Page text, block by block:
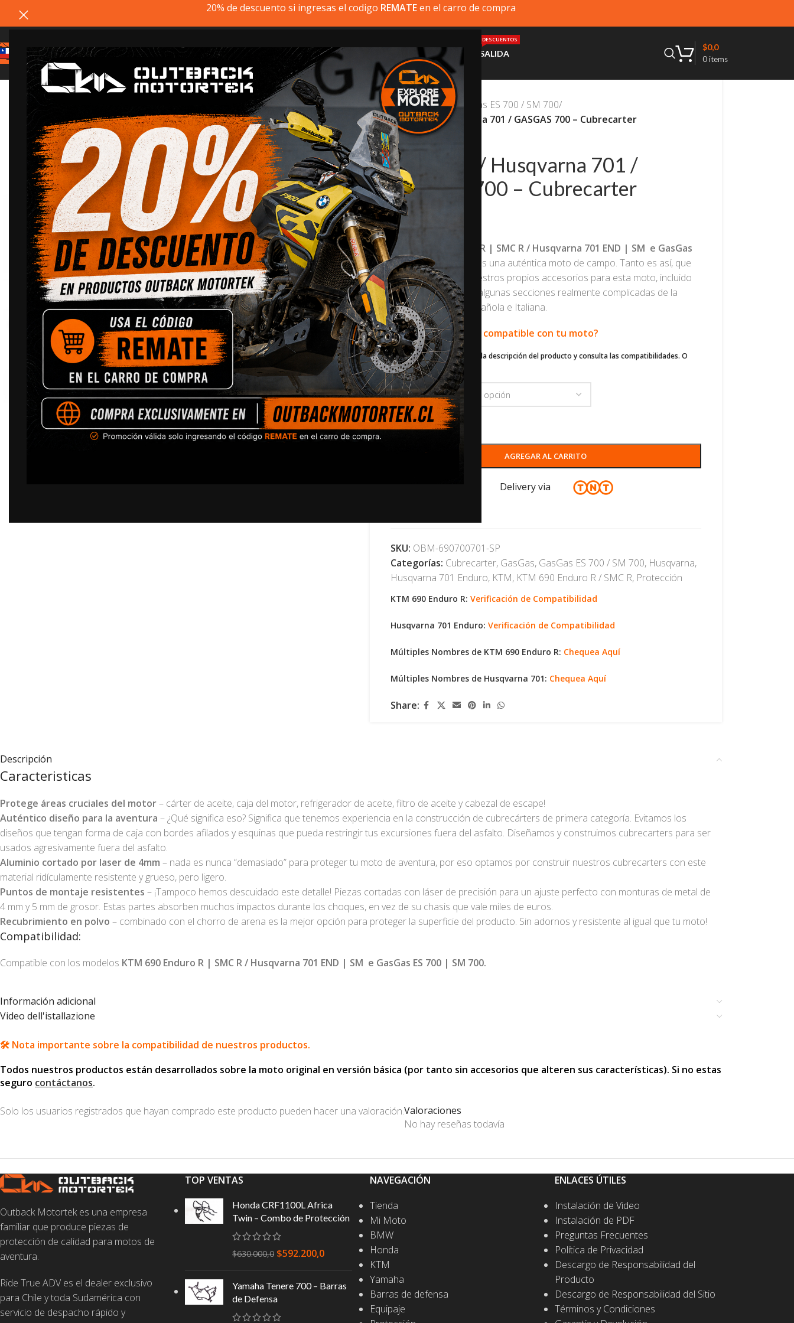
20% de descuento si ingresas el codigo REMATEen el carro de compra
MI MOTOPRODUCTOS INSTALACIÓN SALIDA
DESCUENTOS
0items
$0,0
20% dto. codigo
REMATE
20% dto. codigo
REMATE
Click to enlarge
Inicio/GasGas/GasGas ES 700 / SM 700/
KTM 690 / Husqvarna 701 / GASGAS 700 – Cubrecarter
KTM 690 / Husqvarna 701 /
GASGAS 700 – Cubrecarter
$340.000,0
La
KTM 690 Enduro R | SMC R / Husqvarna 701 END | SM e GasGas
ES 700 | SM 700
de es una auténtica moto de campo. Tanto es así, que
decidimos probar nuestros propios accesorios para esta moto, incluido
este cubrecarter, en algunas secciones realmente complicadas de la
Trans Euro TrailEspañola e Italiana.
🛠️ Este producto es compatible con tu moto?
Desplázate hacia abajo en la descripción del producto y consulta las compatibilidades. O
contáctenos.
COLOR
- +
AGREGAR AL CARRITO
Delivery via
SKU: OBM-690700701-SP
Categorías: Cubrecarter, GasGas, GasGas ES 700 / SM 700, Husqvarna,
Husqvarna 701 Enduro, KTM, KTM 690 Enduro R / SMC R, Protección
KTM 690 Enduro R: Verificación de Compatibilidad
Husqvarna 701 Enduro: Verificación de Compatibilidad
Múltiples Nombres de KTM 690 Enduro R: Chequea Aquí
Múltiples Nombres de Husqvarna 701: Chequea Aquí
Share:
Descripción
Caracteristicas
Protege áreas cruciales del motor– cárter de aceite, caja del motor, refrigerador de aceite, filtro de aceite y cabezal de escape!
Auténtico diseño para la aventura – ¿Qué significa eso? Significa que tenemos experiencia en la construcción de cubrecárters de primera categoría. Evitamos los
diseños que tengan forma de caja con bordes afilados y esquinas que pueda restringir tus excursiones fuera del asfalto. Diseñamos y construimos cubrecarters para ser
usados agresivamente fuera del asfalto.
Aluminio cortado por laser de 4mm – nada es nunca “demasiado” para proteger tu moto de aventura, por eso optamos por construir nuestros cubrecarters con este
material ridículamente resistente y grueso, pero ligero.
Puntos de montaje resistentes – ¡Tampoco hemos descuidado este detalle! Piezas cortadas con láser de precisión para un ajuste perfecto con monturas de metal de
4 mm y 5 mm de grosor. Estas partes absorben muchos impactos durante los choques, en vez de su chasis que vale miles de euros.
Recubrimiento en polvo – combinado con el chorro de arena es la mejor opción para proteger la superficie del producto. Sin adornos y resistente al igual que tu moto!
Compatibilidad:
Compatible con los modelos KTM 690 Enduro R | SMC R / Husqvarna 701 END | SM e GasGas ES 700 | SM 700.
Información adicional
Video dell'istallazione
🛠️ Nota importante sobre la compatibilidad de nuestros productos.
Todos nuestros productos están desarrollados sobre la moto original en versión básica (por tanto sin accesorios que alteren sus características). Si no estas
seguro contáctanos.
Valoraciones
No hay reseñas todavía
Solo los usuarios registrados que hayan comprado este producto pueden hacer una valoración.
Outback Motortek es una empresa
familiar que produce piezas de
protección de calidad para motos de
aventura.
Ride True ADV es el dealer exclusivo
para Chile y toda Sudamérica con
servicio de despacho rápido y
TOP VENTAS
Honda CRF1100L Africa
Twin – Combo de Protección
$630.000,0 $592.200,0
Yamaha Tenere 700 – Barras
de Defensa
NAVEGACIÓN
Tienda
Mi Moto
BMW
Honda
KTM
Yamaha
Barras de defensa
Equipaje
ENLACES ÚTILES
Instalación de Video
Instalación de PDF
Preguntas Frecuentes
Política de Privacidad
Descargo de Responsabilidad del
Producto
Descargo de Responsabilidad del Sitio
Términos y Condiciones